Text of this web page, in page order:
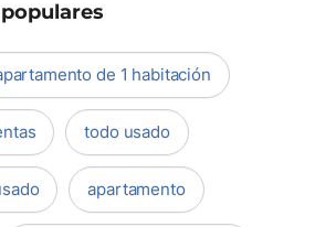
de 1 habitación
todo usado
apartamento